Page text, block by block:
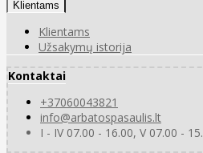
Klientams
Klientams
Užsakymų istorija
Kontaktai
+37060043821
info@arbatospasaulis.lt
I - IV 07.00 - 16.00, V 07.00 -